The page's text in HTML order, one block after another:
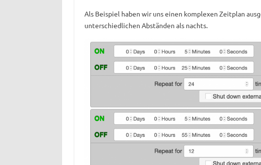
Als Beispiel haben wir uns einen komplexen Zeitplan
unterschiedlichen Abständen als nachts.